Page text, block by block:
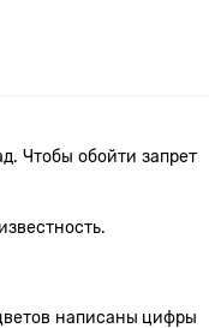
Чтобы обойти запрет
написаны цифры